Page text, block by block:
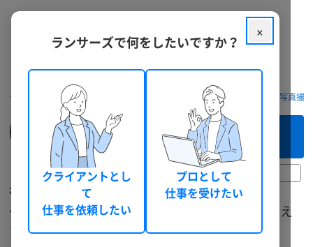
クラウドソーシング ランサーズ フリーランスを探す 動画制作・写真撮
2時間前
わーデザ
〜Design for Clarity〜 “デザイン”と“映像”で 「伝え
たい」をカタチにします
このフリーランスへ
まずは相談してみる（無料）
×
ランサーズで何をしたいですか？
クライアントとし
て
仕事を依頼したい
プロとして
仕事を受けたい